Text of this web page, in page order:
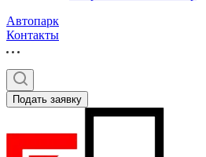
Автопарк
Контакты
Подать заявку